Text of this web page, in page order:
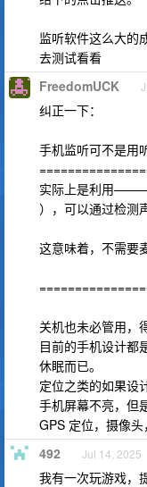
监听软件这么大的
去测试看看
FreedomUCK
纠正一下：
手机监听可不是用
实际上是利用
），可以通过检测
这意味着，不需要
关机也未必管用，
目前的手机设计都
休眠而已。
定位之类的如果设
手机屏幕不亮，
GPS 定位，摄像头
492 Jul 14, 2025
我有一次玩游戏，